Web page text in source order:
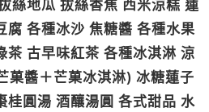
絲地瓜 拔絲香焦 西米涼糕 蓮
腐 各種冰沙 焦糖醬 各種水果
茶 古早味紅茶 各種冰淇淋 涼
菓醬＋芒菓冰淇淋) 冰糖蓮子
桂圓湯 酒釀湯圓 各式甜品 水